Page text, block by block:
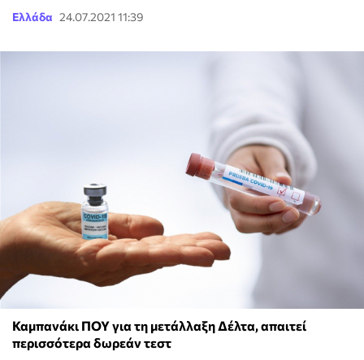
Ελλάδα 24.07.2021 11:39
Καμπανάκι ΠΟΥ για τη μετάλλαξη Δέλτα, απαιτεί
περισσότερα δωρεάν τεστ